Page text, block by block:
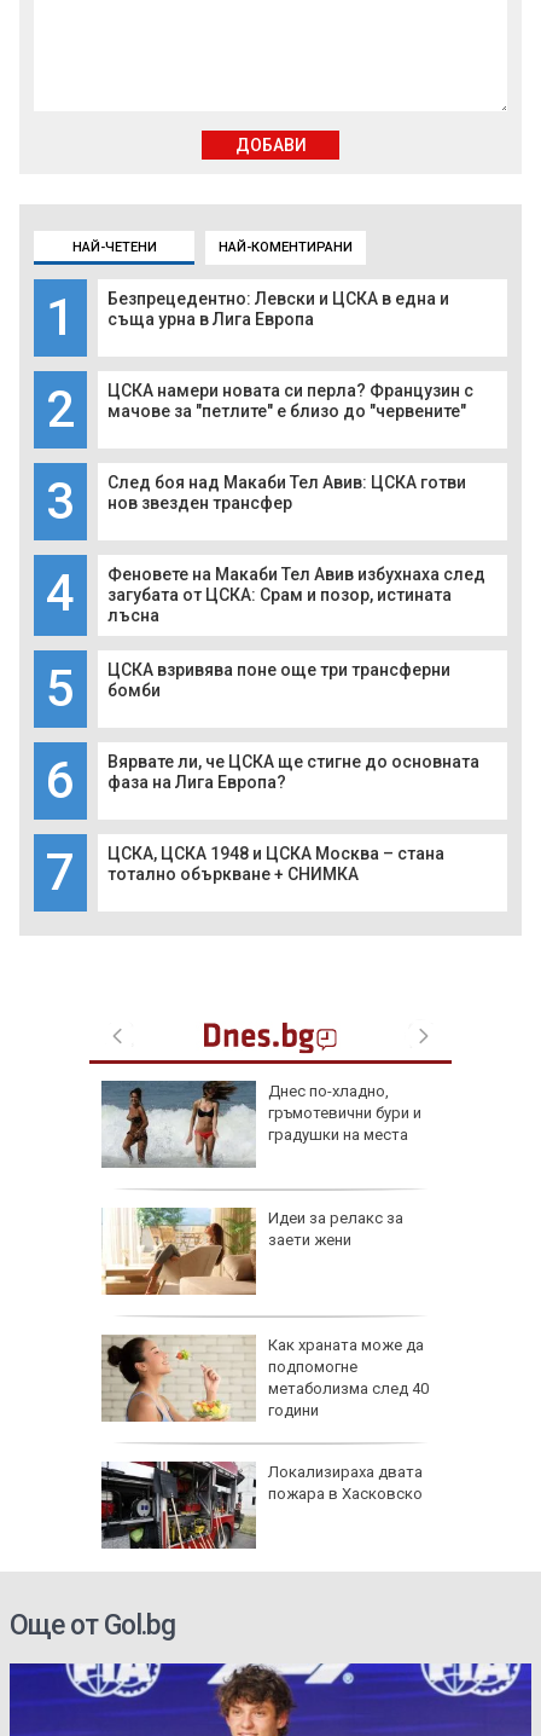
НАЙ-ЧЕТЕНИ НАЙ-КОМЕНТИРАНИ
1
Безпрецедентно: Левски и ЦСКА в една и
съща урна в Лига Европа
2
ЦСКА намери новата си перла? Французин с
мачове за "петлите" е близо до "червените"
3
След боя над Макаби Тел Авив: ЦСКА готви
нов звезден трансфер
4
Феновете на Макаби Тел Авив избухнаха след
загубата от ЦСКА: Срам и позор, истината
лъсна
5
ЦСКА взривява поне още три трансферни
бомби
6
Вярвате ли, че ЦСКА ще стигне до основната
фаза на Лига Европа?
7
ЦСКА, ЦСКА 1948 и ЦСКА Москва – стана
тотално объркване + СНИМКА
Днес по-хладно,
гръмотевични бури и
градушки на места
Идеи за релакс за
заети жени
Как храната може да
подпомогне
метаболизма след 40
години
Локализираха двата
пожара в Хасковско
ДОБАВИ
Още от Gol.bg